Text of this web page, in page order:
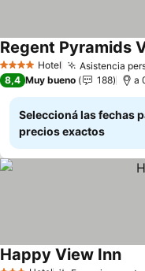
4 EstrellasHotel Asistencia
Regent Pyramids
8,4 Muy bueno 188 a
Seleccioná las fechas
precios exactos
Happy View InnVer